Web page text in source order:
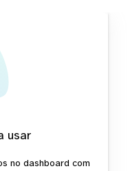
usar
no dashboard com